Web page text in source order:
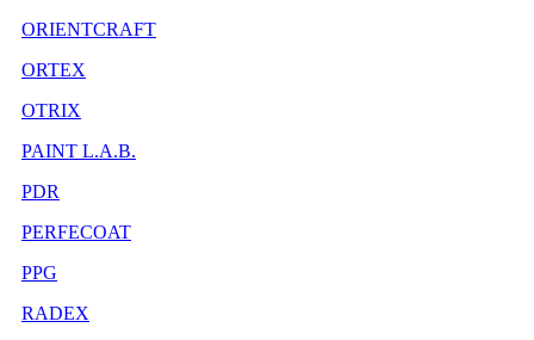
ORIENTCRAFT
ORTEX
OTRIX
PAINT L.A.B.
PDR
PERFECOAT
PPG
RADEX